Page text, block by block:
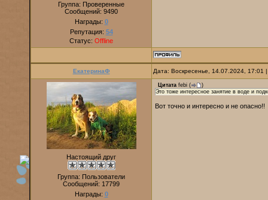
Группа: Проверенные
Сообщений: 9490
Награды: 0
Репутация: 54
Статус: Offline
ЕкатеринаФ Дата: Воскресенье, 14.07.2024,
Настоящий друг
Группа: Пользователи
Сообщений: 17799
Награды: 0
Цитата febi (
)
Это тоже интересное занятие в воде и
Вот точно и интересно и не опасно!!